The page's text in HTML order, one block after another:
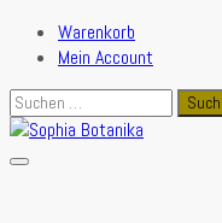
Warenkorb
Mein Account
Suchen
nach: